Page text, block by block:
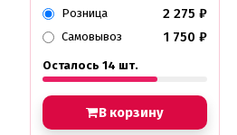
Розница 2 275 ₽
Самовывоз 1 750 ₽
Осталось 14 шт.
В корзину